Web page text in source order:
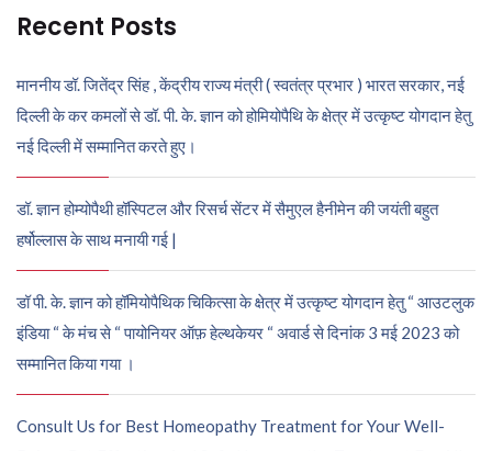
Recent Posts
माननीय डॉ. जितेंद्र सिंह , केंद्रीय राज्य मंत्री ( स्वतंत्र प्रभार ) भारत सरकार, नई
दिल्ली के कर कमलों से डॉ. पी. के. ज्ञान को होमियोपैथि के क्षेत्र में उत्कृष्ट योगदान हेतु
नई दिल्ली में सम्मानित करते हुए।
डॉ. ज्ञान होम्योपैथी हॉस्पिटल और रिसर्च सेंटर में सैमुएल हैनीमेन की जयंती बहुत
हर्षोल्लास के साथ मनायी गई |
डॉ पी. के. ज्ञान को हॉमियोपैथिक चिकित्सा के क्षेत्र में उत्कृष्ट योगदान हेतु “ आउटलुक
इंडिया “ के मंच से “ पायोनियर ऑफ़ हेल्थकेयर “ अवार्ड से दिनांक 3 मई 2023 को
सम्मानित किया गया ।
Consult Us for Best Homeopathy Treatment for Your Well-